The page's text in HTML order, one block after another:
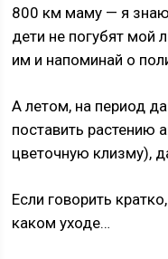
800 км маму — я
дети не погубят мой
им и напоминай о
А летом, на период
поставить растению
цветочную клизму),
Если говорить
каком уходе…